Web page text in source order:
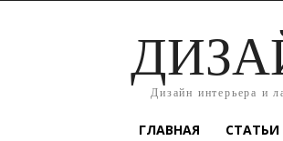
Дизайн интерьера и
ГЛАВНАЯ